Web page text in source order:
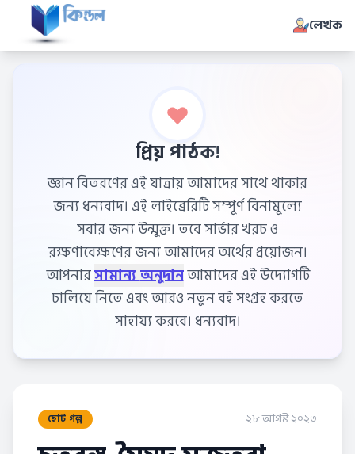
লেখক
প্রিয় পাঠক!
জ্ঞান বিতরণের এই যাত্রায় আমাদের সাথে থাকার
জন্য ধন্যবাদ। এই লাইব্রেরিটি সম্পূর্ণ বিনামূল্যে
সবার জন্য উন্মুক্ত। তবে সার্ভার খরচ ও
রক্ষণাবেক্ষণের জন্য আমাদের অর্থের প্রয়োজন।
আপনার
সামান্য অনুদানআমাদের এই উদ্যোগটি
চালিয়ে নিতে এবং আরও নতুন বই সংগ্রহ করতে
সাহায্য করবে। ধন্যবাদ।
ছোট গল্প ২৮ আগস্ট ২০২৩